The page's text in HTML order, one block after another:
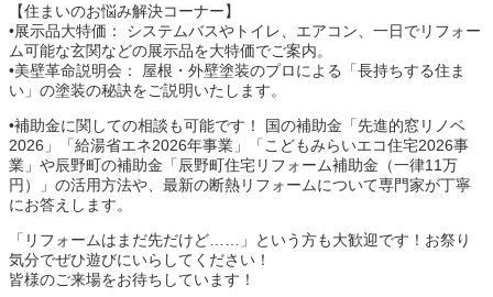
【住まいのお悩み解決コーナー】
•展示品大特価： システムバスやトイレ、エアコン、一日でリフォー
ム可能な玄関などの展示品を大特価でご案内。
•美壁革命説明会： 屋根・外壁塗装のプロによる「長持ちする住ま
い」の塗装の秘訣をご説明いたします。
•補助金に関しての相談も可能です！ 国の補助金「先進的窓リノベ
2026」「給湯省エネ2026年事業」「こどもみらいエコ住宅2026事
業」や辰野町の補助金「辰野町住宅リフォーム補助金（一律11万
円）」の活用方法や、最新の断熱リフォームについて専門家が丁寧
にお答えします。
「リフォームはまだ先だけど……」という方も大歓迎です！お祭り
気分でぜひ遊びにいらしてください！
皆様のご来場をお待ちしています！